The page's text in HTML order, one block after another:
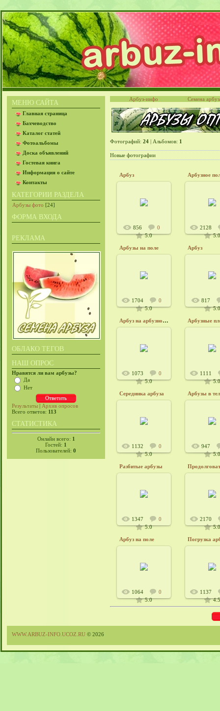
МЕНЮ САЙТА
Главная страница
Бахчеводство
Каталог статей
Фотоальбомы
Доска объявлений
Гостевая книга
Информация о сайте
Контакты
КАТЕГОРИИ РАЗДЕЛА
Арбузы фото [24]
ФОРМА ВХОДА
РЕКЛАМА
ОБЛАКО ТЕГОВ
НАШ ОПРОС
Нравятся ли вам арбузы?
Да
Нет
Результаты | Архив опросов
Всего ответов: 113
СТАТИСТИКА
Онлайн всего: 1
Гостей: 1
Пользователей: 0
Арбуз-инфо Семена
Фотографий: 24 | Альбомов: 1
Новые фотографии
Арбуз
856
0
5.0
Арбузное
2128
5.0
Арбузы на поле
1704
0
5.0
Арбуз
817
5.0
Арбуз на арбузном поле
1073
0
5.0
Арбузные
1111
5.0
Серединка арбуза
1132
0
5.0
Арбузы в
947
5.0
Разбитые арбузы
1347
0
5.0
2170
5.0
Арбуз на поле
1064
0
5.0
Погрузка
1137
4.5
WWW.ARBUZ-INFO.UCOZ.RU © 2026